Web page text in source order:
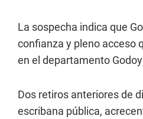
La sospecha indica que
confianza y pleno acceso
en el departamento
Dos retiros anteriores de
escribana pública,